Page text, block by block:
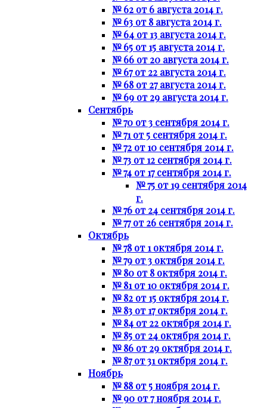
№ 62 от 6 августа 2014 г.
№ 63 от 8 августа 2014 г.
№ 64 от 13 августа 2014 г.
№ 65 от 15 августа 2014 г.
№ 66 от 20 августа 2014 г.
№ 67 от 22 августа 2014 г.
№ 68 от 27 августа 2014 г.
№ 69 от 29 августа 2014 г.
Сентябрь
№ 70 от 3 сентября 2014 г.
№ 71 от 5 сентября 2014 г.
№ 72 от 10 сентября 2014 г.
№ 73 от 12 сентября 2014 г.
№ 74 от 17 сентября 2014 г.
№ 75 от 19 сентября 2014
г.
№ 76 от 24 сентября 2014 г.
№ 77 от 26 сентября 2014 г.
Октябрь
№ 78 от 1 октября 2014 г.
№ 79 от 3 октября 2014 г.
№ 80 от 8 октября 2014 г.
№ 81 от 10 октября 2014 г.
№ 82 от 15 октября 2014 г.
№ 83 от 17 октября 2014 г.
№ 84 от 22 октября 2014 г.
№ 85 от 24 октября 2014 г.
№ 86 от 29 октября 2014 г.
№ 87 от 31 октября 2014 г.
Ноябрь
№ 88 от 5 ноября 2014 г.
№ 90 от 7 ноября 2014 г.